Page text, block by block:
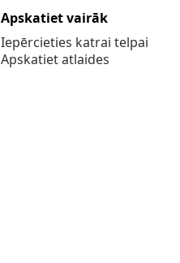
Apskatiet vairāk
Iepērcieties katrai telpai
Apskatiet atlaides